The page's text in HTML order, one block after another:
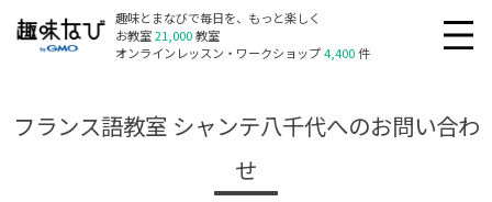
趣味とまなびで毎日を、もっと楽しく
お教室21,000教室
オンラインレッスン・ワークショップ4,400件
フランス語教室 シャンテ八千代へのお問い合わ
せ